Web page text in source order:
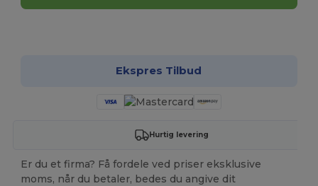
Ekspres Tilbud
Hurtig levering
Er du et firma? Få fordele ved priser eksklusive
moms, når du betaler, bedes du angive dit